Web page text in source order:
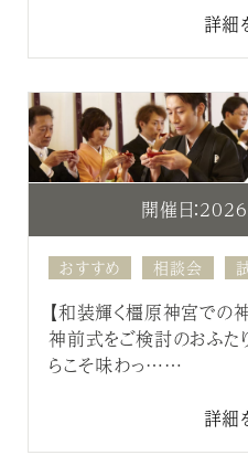
詳細
開催日：
おすすめ 相談会
【和装輝く橿原神宮で
神前式をご検討のおふた
らこそ味わっ……
詳細